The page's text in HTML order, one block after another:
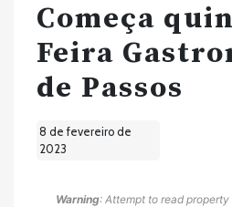
Começa
Feira
de Passos
8 de fevereiro de
2023
Warning: Attempt to read